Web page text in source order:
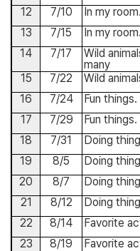
12
7/10 In my room.
13
7/15
In my room.
14
7/17 Wild
many
15
7/22
Wild
16
7/24 Fun things.
17
7/29
Fun things.
18
7/31 Doing
19
8/5
Doing
20
8/7 Doing
21
8/12
Doing
22
8/14 Favorite
23
8/19
Favorite